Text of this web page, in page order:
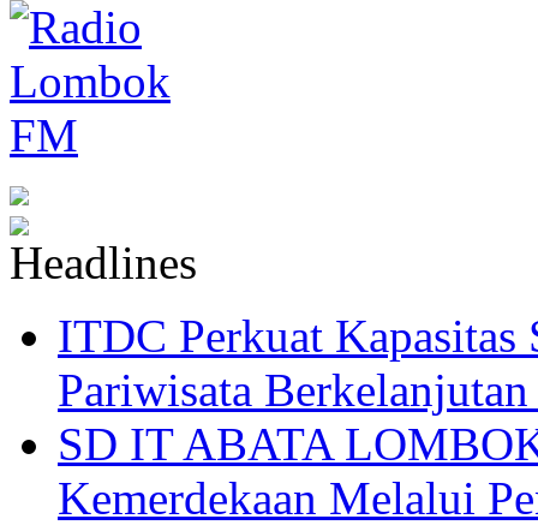
ITDC Perkuat
Pariwisata
SD IT ABATA
Kemerdekaan Melalui